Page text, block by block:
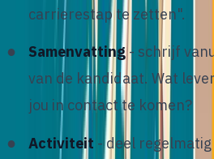
carrierestap te zetten".
Samenvatting - schrijf
van de kandidaat. Wat
jou in contact te komen?
Activiteit - deel